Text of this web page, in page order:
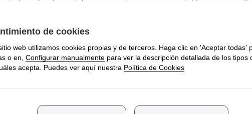
estado es fundamental para que el proceso sea estable, seguro y
efecto del calor, la presión continua o el paso del tiempo,
Incremento del tiempo necesario para cocinar
Respuesta irregular de la válvula
de control
Sustituirla permite restablecer el equilibrio del sistema de presión y